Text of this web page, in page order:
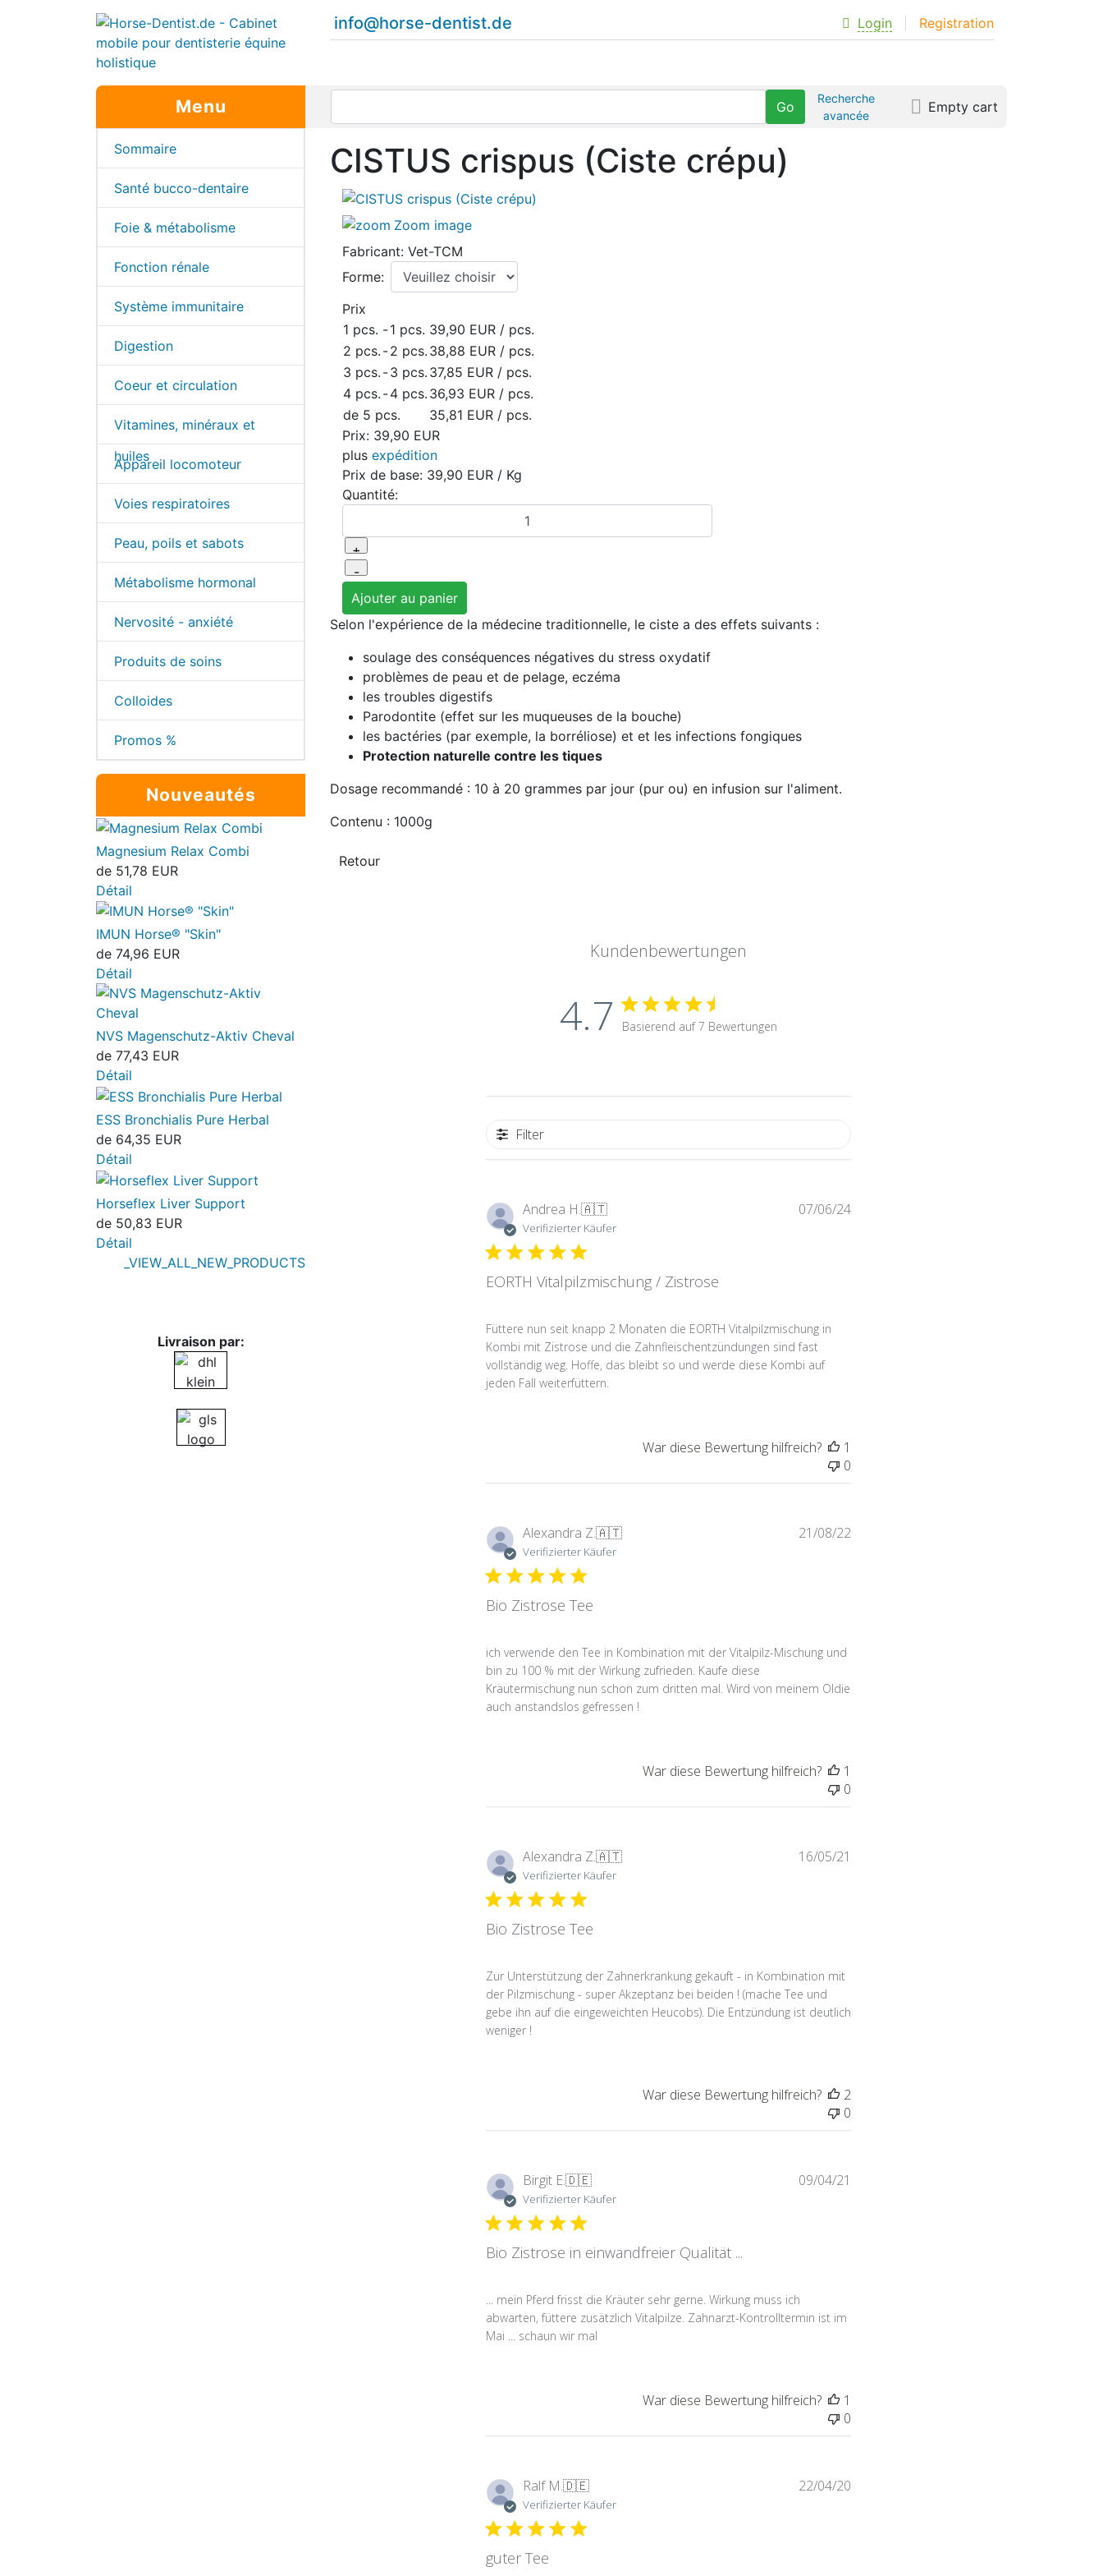
info@horse-dentist.de Login Registration
Menu
Sommaire
Santé bucco-dentaire
Foie & métabolisme
Fonction rénale
Système immunitaire
Digestion
Coeur et circulation
Vitamines, minéraux et
huiles
Appareil locomoteur
Voies respiratoires
Peau, poils et sabots
Métabolisme hormonal
Nervosité - anxiété
Produits de soins
Colloides
Promos %
Nouveautés
Magnesium Relax Combi
de 51,78 EUR
Détail
IMUN Horse® "Skin"
de 74,96 EUR
Détail
NVS Magenschutz-Aktiv Cheval
de 77,43 EUR
Détail
ESS Bronchialis Pure Herbal
de 64,35 EUR
Détail
Horseflex Liver Support
de 50,83 EUR
Détail
_VIEW_ALL_NEW_PRODUCTS
Livraison par:
Recherche
avancée
Empty cart
CISTUS crispus (Ciste crépu)
Zoom image
Fabricant: Vet-TCM
Forme:
Prix
1 pcs. -1 pcs. 39,90 EUR / pcs.
2 pcs. -2 pcs. 38,88 EUR / pcs.
3 pcs. -3 pcs. 37,85 EUR / pcs.
4 pcs. -4 pcs. 36,93 EUR / pcs.
de 5 pcs.
35,81 EUR / pcs.
Prix: 39,90 EUR
plus expédition
Prix de base: 39,90 EUR / Kg
Quantité:
Selon l'expérience de la médecine traditionnelle, le ciste a des effets suivants :
soulage des conséquences négatives du stress oxydatif
problèmes de peau et de pelage, eczéma
les troubles digestifs
Parodontite (effet sur les muqueuses de la bouche)
les bactéries (par exemple, la borréliose) et et les infections fongiques
Protection naturelle contre les tiques
Dosage recommandé : 10 à 20 grammes par jour (pur ou) en infusion sur l'aliment.
Contenu : 1000g
Kundenbewertungen
4.7 Basierend auf 7 Bewertungen
Filter
Andrea H.🇦🇹
Verifizierter Käufer
EORTH Vitalpilzmischung / Zistrose
Füttere nun seit knapp 2 Monaten die EORTH Vitalpilzmischung in
Kombi mit Zistrose und die Zahnfleischentzündungen sind fast
vollständig weg. Hoffe, das bleibt so und werde diese Kombi auf
jeden Fall weiterfüttern.
Veröffentlichungsdatum
07/06/24
War diese Bewertung hilfreich?
1
0
Alexandra Z.🇦🇹
Verifizierter Käufer
Bio Zistrose Tee
ich verwende den Tee in Kombination mit der Vitalpilz-Mischung und
bin zu 100 % mit der Wirkung zufrieden. Kaufe diese
Kräutermischung nun schon zum dritten mal. Wird von meinem Oldie
auch anstandslos gefressen !
21/08/22
War diese Bewertung hilfreich?
1
0
Alexandra Z.🇦🇹
Verifizierter Käufer
Bio Zistrose Tee
Zur Unterstützung der Zahnerkrankung gekauft - in Kombination mit
der Pilzmischung - super Akzeptanz bei beiden ! (mache Tee und
gebe ihn auf die eingeweichten Heucobs). Die Entzündung ist deutlich
weniger !
16/05/21
War diese Bewertung hilfreich?
2
0
Birgit E.🇩🇪
Verifizierter Käufer
Bio Zistrose in einwandfreier Qualität ...
... mein Pferd frisst die Kräuter sehr gerne. Wirkung muss ich
abwarten, füttere zusätzlich Vitalpilze. Zahnarzt-Kontrolltermin ist im
Mai ... schaun wir mal
09/04/21
War diese Bewertung hilfreich?
1
0
Ralf M.🇩🇪
Verifizierter Käufer
guter Tee
22/04/20